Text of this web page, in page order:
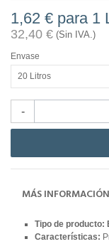
1,62 € para 1
32,40 € (Sin IVA.)
Envase
20 Litros
-
MÁS INFORMACIÓN
Tipo de producto:
Características: